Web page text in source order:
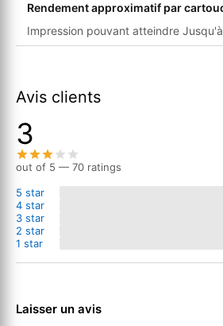
Rendement approximatif par
Impression pouvant atteindre
Avis clients
3
out of 5 — 70 ratings
5 star
4 star
3 star
2 star
1 star
Laisser un avis